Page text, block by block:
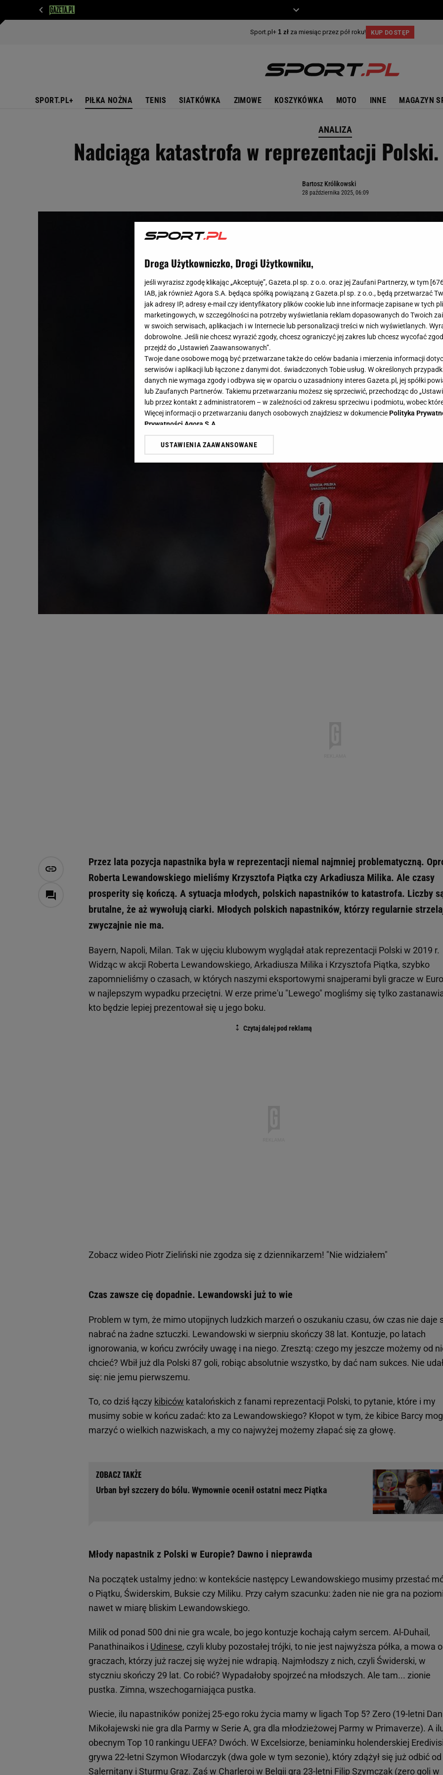
SPORT.PL+ PIŁKA NOŻNA TENIS SIATKÓWKA ZIMOWE KOSZYKÓWKA MOTO INNE MAGAZYN
ANALIZA
Nadciąga katastrofa w reprezentacji
Bartosz Królikowski
28 października 2025, 06:09
Przez lata pozycja napastnika była w reprezentacji niemal najmniej problematyczną.
Roberta Lewandowskiego mieliśmy Krzysztofa Piątka czy Arkadiusza Milika. Ale czasy
prosperity się kończą. A sytuacja młodych, polskich napastników to katastrofa. Liczby
brutalne, że aż wywołują ciarki. Młodych polskich napastników, którzy regularnie
zwyczajnie nie ma.
Bayern, Napoli, Milan. Tak w ujęciu klubowym wyglądał atak reprezentacji Polski w 2019 r.
Widząc w akcji Roberta Lewandowskiego, Arkadiusza Milika i Krzysztofa Piątka, szybko
zapomnieliśmy o czasach, w których naszymi eksportowymi snajperami byli gracze w
w najlepszym wypadku przeciętni. W erze prime'u "Lewego" mogliśmy się tylko
kto będzie lepiej prezentował się u jego boku.
Zobacz wideo Piotr Zieliński nie zgodza się z dziennikarzem! "Nie widziałem"
Czas zawsze cię dopadnie. Lewandowski już to wie
Problem w tym, że mimo utopijnych ludzkich marzeń o oszukaniu czasu, ów czas nie daje
nabrać na żadne sztuczki. Lewandowski w sierpniu skończy 38 lat. Kontuzje, po latach
ignorowania, w końcu zwróciły uwagę i na niego. Zresztą: czego my jeszcze możemy od
chcieć? Wbił już dla Polski 87 goli, robiąc absolutnie wszystko, by dać nam sukces. Nie
się: nie jemu pierwszemu.
To, co dziś łączy kibiców katalońskich z fanami reprezentacji Polski, to pytanie, które i my
musimy sobie w końcu zadać: kto za Lewandowskiego? Kłopot w tym, że kibice Barcy
marzyć o wielkich nazwiskach, a my co najwyżej możemy złapać się za głowę.
Urban był szczery do bólu. Wymownie ocenił ostatni mecz Piątka
Młody napastnik z Polski w Europie? Dawno i nieprawda
Na początek ustalmy jedno: w kontekście następcy Lewandowskiego musimy przestać
o Piątku, Świderskim, Buksie czy Miliku. Przy całym szacunku: żaden nie nie gra na
nawet w miarę bliskim Lewandowskiego.
Milik od ponad 500 dni nie gra wcale, bo jego kontuzje kochają całym sercem. Al-Duhail,
Panathinaikos i Udinese, czyli kluby pozostałej trójki, to nie jest najwyższa półka, a mowa o
graczach, którzy już raczej się wyżej nie wdrapią. Najmłodszy z nich, czyli Świderski, w
styczniu skończy 29 lat. Co robić? Wypadałoby spojrzeć na młodszych. Ale tam... zionie
pustka. Zimna, wszechogarniająca pustka.
Wiecie, ilu napastników poniżej 25-ego roku życia mamy w ligach Top 5? Zero (19-letni
Mikołajewski nie gra dla Parmy w Serie A, gra dla młodzieżowej Parmy w Primaverze). A
obecnym Top 10 rankingu UEFA? Dwóch. W Excelsiorze, beniaminku holenderskiej
grywa 22-letni Szymon Włodarczyk (dwa gole w tym sezonie), który zdążył się już odbić od
Salernitany i Sturmu Graz. Zaś w Charleroi w Belgii gra 23-letni Filip Szymczak (zero goli w
Droga Użytkowniczko, Drogi Użytkowniku,
jeśli wyrazisz zgodę klikając „Akceptuję”, Gazeta.pl sp. z o.o. oraz jej Zaufani Partnerzy, w tym [
IAB, jak również Agora S.A. będąca spółką powiązaną z Gazeta.pl sp. z o.o., będą przetwarzać
jak adresy IP, adresy e-mail czy identyfikatory plików cookie lub inne informacje zapisane w tych
marketingowych, w szczególności na potrzeby wyświetlania reklam dopasowanych do Twoich
w swoich serwisach, aplikacjach i w Internecie lub personalizacji treści w nich wyświetlanych.
dobrowolne. Jeśli nie chcesz wyrazić zgody, chcesz ograniczyć jej zakres lub chcesz wycofać
przejdź do „Ustawień Zaawansowanych”.
Twoje dane osobowe mogą być przetwarzane także do celów badania i mierzenia informacji
serwisów i aplikacji lub łączone z danymi dot. świadczonych Tobie usług. W określonych
danych nie wymaga zgody i odbywa się w oparciu o uzasadniony interes Gazeta.pl, jej spółki
lub Zaufanych Partnerów. Takiemu przetwarzaniu możesz się sprzeciwić, przechodząc do
lub przez kontakt z administratorem – w zależności od zakresu sprzeciwu i podmiotu, wobec
Więcej informacji o przetwarzaniu danych osobowych znajdziesz w dokumenciePolityka
Prywatności Agora S.A.
Klikając „Akceptuję” wyrażasz też zgodę na zainstalowanie i przechowywanie plików cookie
Zaufanych Partnerów i Agora S.A. na Twoim urządzeniu końcowym. Możesz w każdej chwili
dotyczące plików cookie, wywołując narzędzie do zarządzania twoimi preferencjami dot.
odnośnik „Ustawienia prywatności ” w stopce serwisu i przechodząc do „Ustawień
plików cookie możliwa jest także za pomocą ustawień przeglądarki.
My, nasi Zaufani Partnerzy i Agora S.A. możemy przetwarzać dane osobowe w następujących
Użycie dokładnych danych geolokalizacyjnych. Aktywne skanowanie charakterystyki urządzenia
Przechowywanie informacji na urządzeniu lub dostęp do nich. Spersonalizowane reklamy i treści,
Lista Zaufanych Partnerów
USTAWIENIA ZAAWANSOWANE